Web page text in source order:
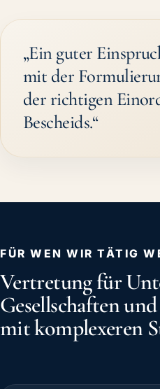
„Ein guter
mit der
der richtigen
Bescheids.“
FÜR WEN WIR TÄTIG
Vertretung für
Gesellschaften
mit komplexeren